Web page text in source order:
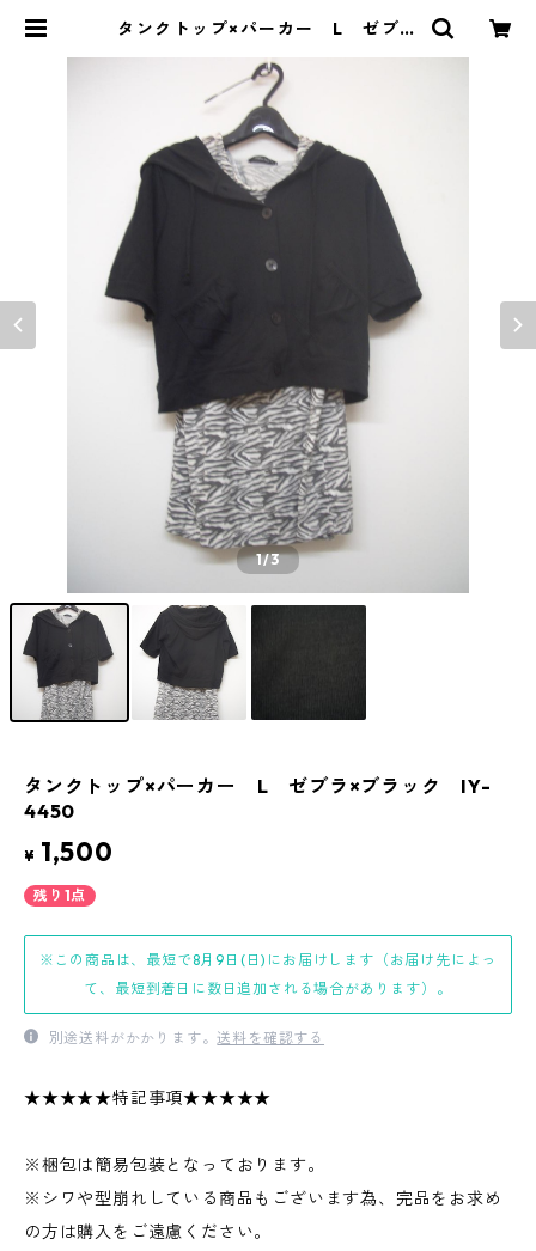
タンクトップ×パーカー L ゼブラ
PRODUCE
1/3
タンクトップ×パーカー L ゼブラ×ブラック IY-
4450
¥ 1,500
残り1点
※この商品は、最短で8月9日(日)にお届けします（お届け先によっ
て、最短到着日に数日追加される場合があります）。
別途送料がかかります。送料を確認する
★★★★★特記事項★★★★★
※梱包は簡易包装となっております。
※シワや型崩れしている商品もございます為、完品をお求め
の方は購入をご遠慮ください。